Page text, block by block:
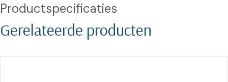
Productspecificaties
Gerelateerde producten